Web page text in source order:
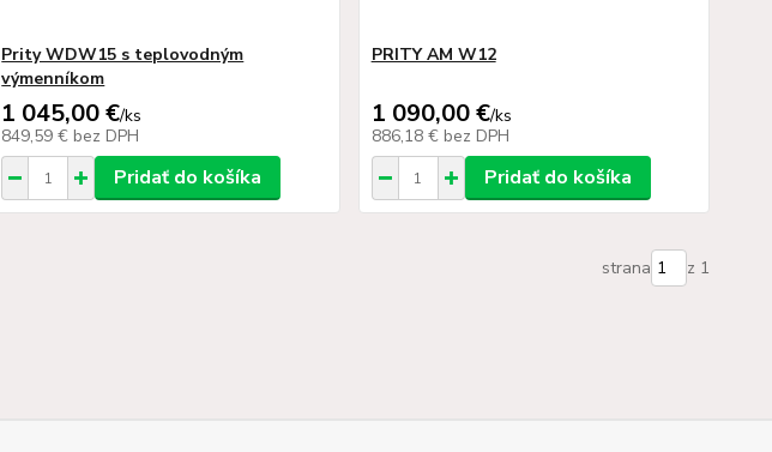
Prity WDW15 s teplovodným
výmenníkom
1 045,00 €/ks
849,59 € bez DPH
Pridať do košíka
PRITY AM W12
1 090,00 €/ks
886,18 € bez DPH
Pridať do košíka
strana z 1